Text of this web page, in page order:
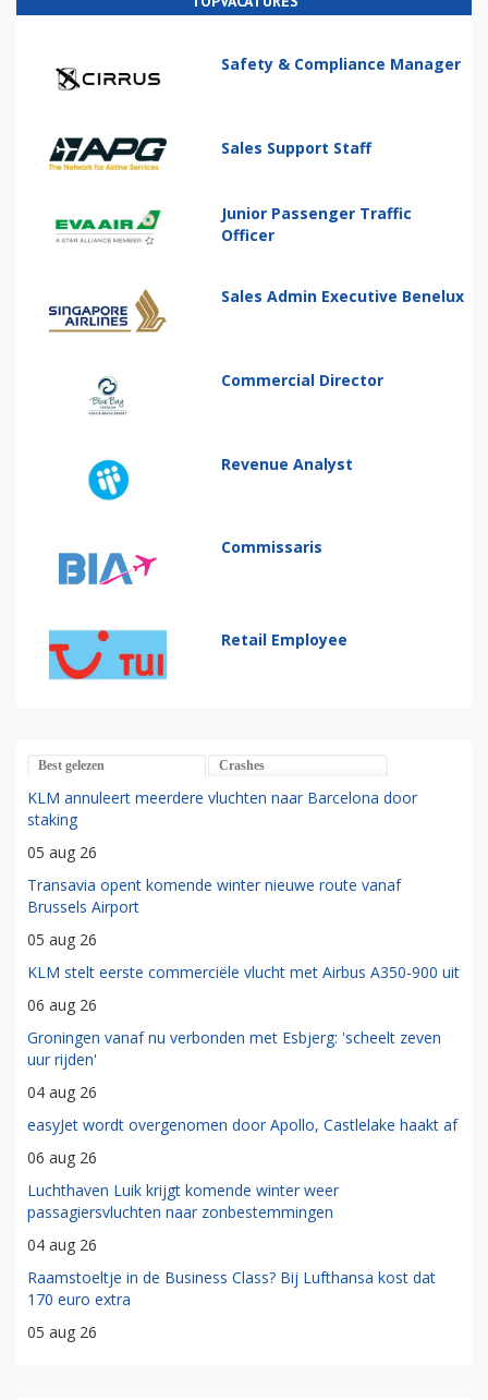
Safety & Compliance Manager
Sales Support Staff
Junior Passenger Traffic
Officer
Sales Admin Executive Benelux
Commercial Director
Revenue Analyst
Commissaris
Retail Employee
Best gelezen Crashes
KLM annuleert meerdere vluchten naar Barcelona door
staking
05 aug 26
Transavia opent komende winter nieuwe route vanaf
Brussels Airport
05 aug 26
KLM stelt eerste commerciële vlucht met Airbus A350-900 uit
06 aug 26
Groningen vanaf nu verbonden met Esbjerg: 'scheelt zeven
uur rijden'
04 aug 26
easyJet wordt overgenomen door Apollo, Castlelake haakt af
06 aug 26
Luchthaven Luik krijgt komende winter weer
passagiersvluchten naar zonbestemmingen
04 aug 26
Raamstoeltje in de Business Class? Bij Lufthansa kost dat
170 euro extra
05 aug 26